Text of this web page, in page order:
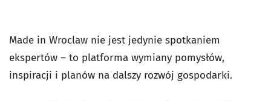
Made in Wroclaw nie jest jedynie spotkaniem
ekspertów – to platforma wymiany pomysłów,
inspiracji i planów na dalszy rozwój gospodarki.